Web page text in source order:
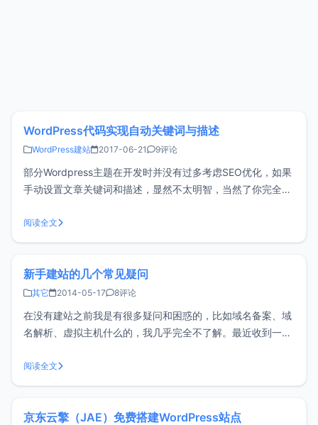
WordPress代码实现自动关键词与描述
WordPress建站 2017-06-21 9评论
部分Wordpress主题在开发时并没有过多考虑SEO优化，如果
手动设置文章关键词和描述，显然不太明智，当然了你完全可
Wordpress有个原则是能用代码实现的就尽量不用插件，可避
免过多的消耗资源和影响站点速度。 （更多…）
阅读全文
新手建站的几个常见疑问
其它 2014-05-17 8评论
在没有建站之前我是有很多疑问和困惑的，比如域名备案、域
名解析、虚拟主机什么的，我几乎完全不了解。最近收到一个
问，因为小z知识水平有限，所以只能尽我所能来回答这些问
题，如果有不对地方还请各位给予指正。为了方便我将问题整
阅读全文
京东云擎（JAE）免费搭建WordPress站点